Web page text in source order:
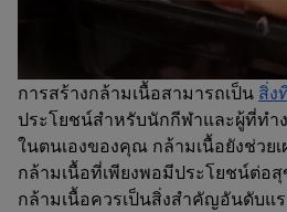
การสร้างกล้ามเนื้อสามารถเป็น สิ่ง
ประโยชน์สำหรับนักกีฬาและผู้ที่ทำ
ในตนเองของคุณ กล้ามเนื้อยังช่ว
กล้ามเนื้อที่เพียงพอมีประโยชน์ต่
กล้ามเนื้อควรเป็นสิ่งสำคัญอันดับแ